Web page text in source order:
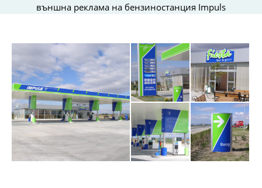
външна реклама на бензиностанция Impuls